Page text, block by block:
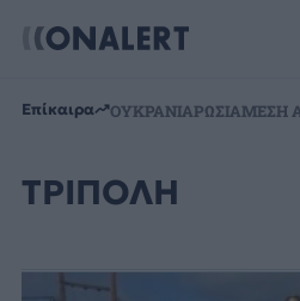
Επίκαιρα ΟΥΚΡΑΝΙΑΡΩΣΙΑΜΕΣΗ
ΤΡΙΠΟΛΗ